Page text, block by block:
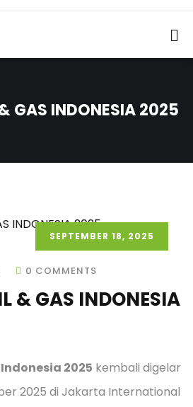
GAS INDONESIA 2025
SEPTEMBER 18, 2025
0 COMMENTS
& GAS INDONESIA
2025 kembali digelar
2025 di Jakarta International